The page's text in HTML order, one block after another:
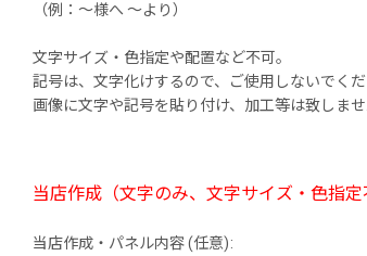
（例：～様へ 〜より）
文字サイズ・色指定や配置など不可。
記号は、文字化けするので、ご使用しないでくだ
画像に文字や記号を貼り付け、加工等は致しませ
当店作成（文字のみ、文字サイズ・色指
当店作成・パネル内容(任意):